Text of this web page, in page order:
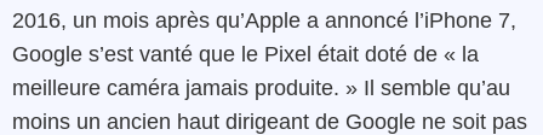
2016, un mois après qu’Apple a annoncé l’iPhone 7,
Google s’est vanté que le Pixel était doté de « la
meilleure caméra jamais produite. » Il semble qu’au
moins un ancien haut dirigeant de Google ne soit pas